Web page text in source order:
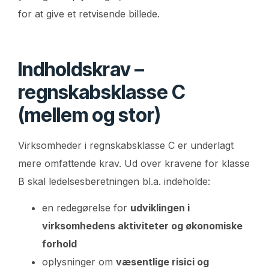
for at give et retvisende billede.
Indholdskrav –
regnskabsklasse C
(mellem og stor)
Virksomheder i regnskabsklasse C er underlagt
mere omfattende krav. Ud over kravene for klasse
B skal ledelsesberetningen bl.a. indeholde:
en redegørelse for udviklingen i
virksomhedens aktiviteter og økonomiske
forhold
oplysninger om væsentlige risici og